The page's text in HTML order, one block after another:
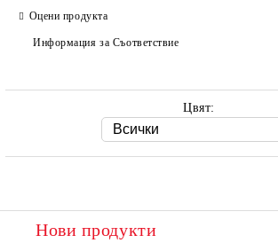
Ние ще се свържем с вас в рамките на работния
Оцени продукта
Информация за Съответствие
Цвят:
Нови продукти